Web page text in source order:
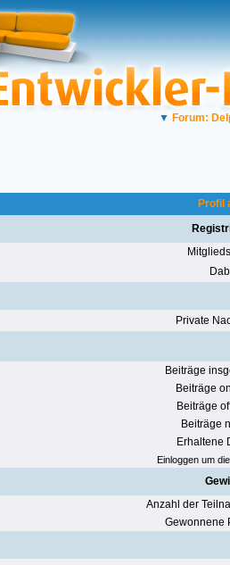
▼ Forum:
Profil
Private
Beiträge
Beiträge
Beiträge
Beiträge
Erhaltene
Einloggen um
Anzahl der
Gewonnene